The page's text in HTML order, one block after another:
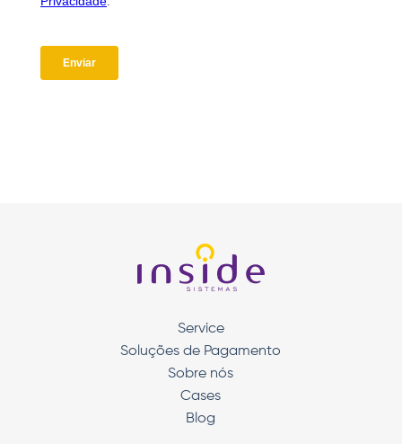
Service
Soluções de Pagamento
Sobre nós
Cases
Blog